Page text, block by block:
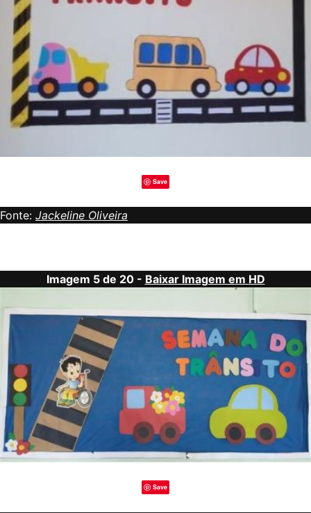
Save
Fonte: Jackeline Oliveira
Imagem 5 de 20 - Baixar Imagem em HD
Save